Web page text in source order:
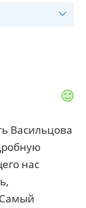
Васильцова
нас